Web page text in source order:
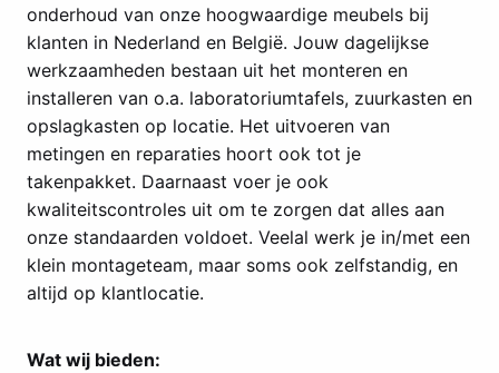
onderhoud van onze hoogwaardige meubels bij
klanten in Nederland en België. Jouw dagelijkse
werkzaamheden bestaan uit het monteren en
installeren van o.a. laboratoriumtafels, zuurkasten en
opslagkasten op locatie. Het uitvoeren van
metingen en reparaties hoort ook tot je
takenpakket. Daarnaast voer je ook
kwaliteitscontroles uit om te zorgen dat alles aan
onze standaarden voldoet. Veelal werk je in/met een
klein montageteam, maar soms ook zelfstandig, en
altijd op klantlocatie.
Wat wij bieden: